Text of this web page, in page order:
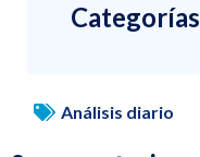
Categorías
Análisis diario